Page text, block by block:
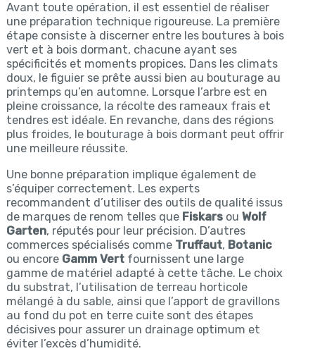
Avant toute opération, il est essentiel de réaliser
une préparation technique rigoureuse. La première
étape consiste à discerner entre les boutures à bois
vert et à bois dormant, chacune ayant ses
spécificités et moments propices. Dans les climats
doux, le figuier se prête aussi bien au bouturage au
printemps qu’en automne. Lorsque l’arbre est en
pleine croissance, la récolte des rameaux frais et
tendres est idéale. En revanche, dans des régions
plus froides, le bouturage à bois dormant peut offrir
une meilleure réussite.
Une bonne préparation implique également de
s’équiper correctement. Les experts
recommandent d’utiliser des outils de qualité issus
de marques de renom telles que Fiskarsou Wolf
Garten, réputés pour leur précision. D’autres
commerces spécialisés comme Truffaut, Botanic
ou encore Gamm Vertfournissent une large
gamme de matériel adapté à cette tâche. Le choix
du substrat, l’utilisation de terreau horticole
mélangé à du sable, ainsi que l’apport de gravillons
au fond du pot en terre cuite sont des étapes
décisives pour assurer un drainage optimum et
éviter l’excès d’humidité.